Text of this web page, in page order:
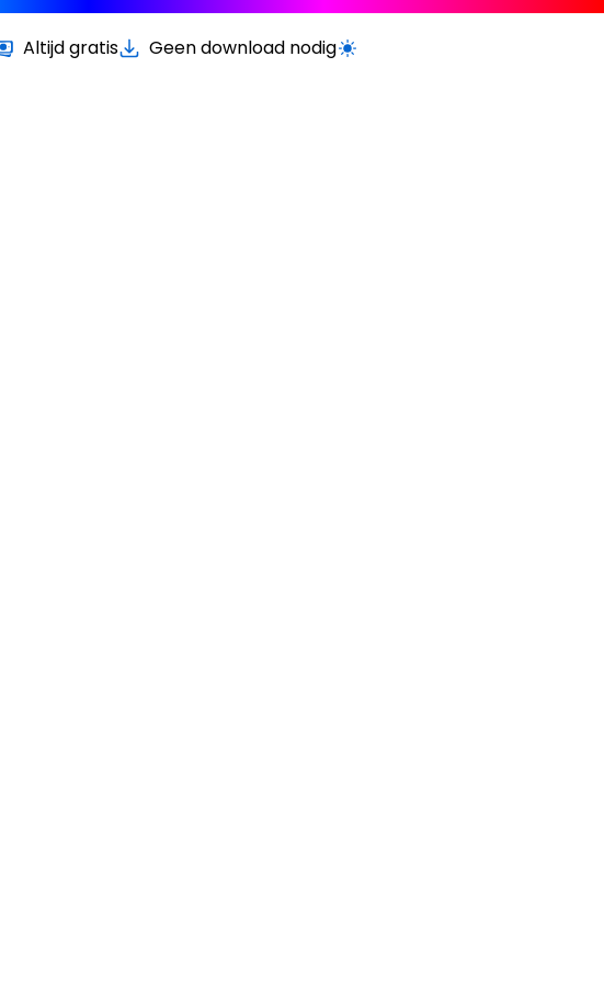
Altijd gratis Geen download nodigSchakel licht/donker modus